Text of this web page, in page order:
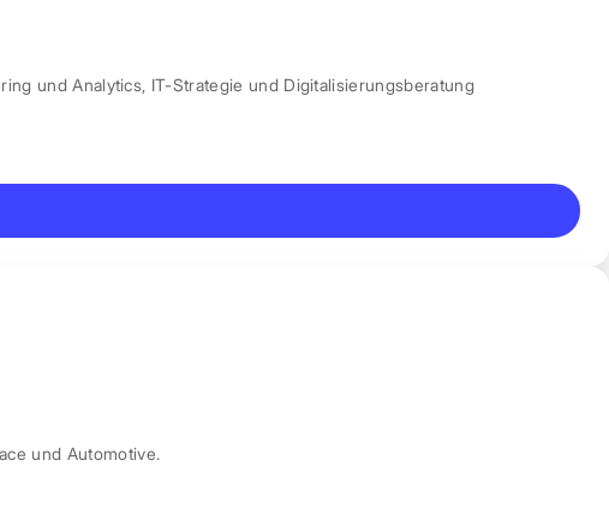
und Analytics, IT-Strategie und Digitalisierungsberatung
und Automotive.